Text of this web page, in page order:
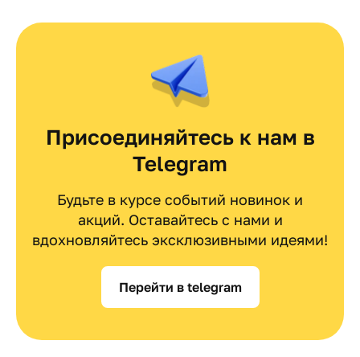
Присоединяйтесь к нам в
Telegram
Будьте в курсе событий новинок и
акций. Оставайтесь с нами и
вдохновляйтесь эксклюзивными идеями!
Перейти в telegram